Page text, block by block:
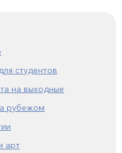
студентов
на выходные
рубежом
арт